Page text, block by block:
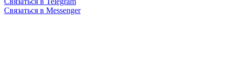
Связаться в Messenger